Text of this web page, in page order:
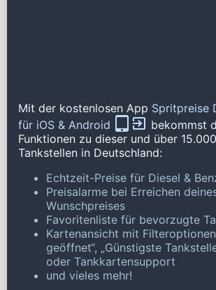
Mit der kostenlosen App Spritpreise
für iOS & Android
bekommst
Funktionen zu dieser und über
Tankstellen in Deutschland:
Echtzeit-Preise für Diesel &
Preisalarme bei Erreichen
Wunschpreises
Favoritenliste für bevorzugte
Kartenansicht mit
geöffnet“, „Günstigste
oder Tankkartensupport
und vieles mehr!